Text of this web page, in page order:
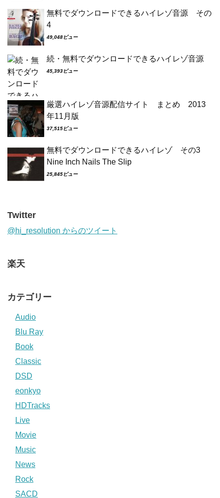
無料でダウンロードできるハイレゾ音源 その
4
49,048ビュー
続・無料でダウンロードできるハイレゾ音源
45,393ビュー
厳選ハイレゾ音源配信サイト まとめ 2013
年11月版
37,515ビュー
無料でダウンロードできるハイレゾ その3
Nine Inch Nails The Slip
25,845ビュー
Twitter
@hi_resolution からのツイート
楽天
カテゴリー
Audio
Blu Ray
Book
Classic
DSD
eonkyo
HDTracks
Live
Movie
Music
News
Rock
SACD